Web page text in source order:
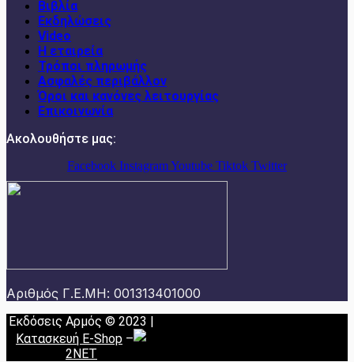
Βιβλία
Εκδηλώσεις
Video
Η εταιρεία
Τρόποι πληρωμής
Ασφαλές περιβάλλον
Όροι και κανόνες λειτουργίας
Επικοινωνία
Ακολουθήστε μας:
Facebook InstagramYoutube Tiktok Twitter
Αριθμός Γ.Ε.ΜΗ: 001313401000
Εκδόσεις Αρμός © 2023 |
Κατασκευή E-Shop –
2NET